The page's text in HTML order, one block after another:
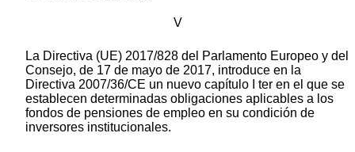
V
La Directiva (UE) 2017/828 del Parlamento Europeo y del
Consejo, de 17 de mayo de 2017, introduce en la
Directiva 2007/36/CE un nuevo capítulo I ter en el que se
establecen determinadas obligaciones aplicables a los
fondos de pensiones de empleo en su condición de
inversores institucionales.